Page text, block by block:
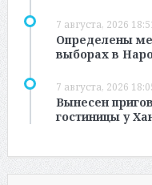
7 августа, 2026
Определены
выборах в
7 августа, 2026
Вынесен
гостиницы у